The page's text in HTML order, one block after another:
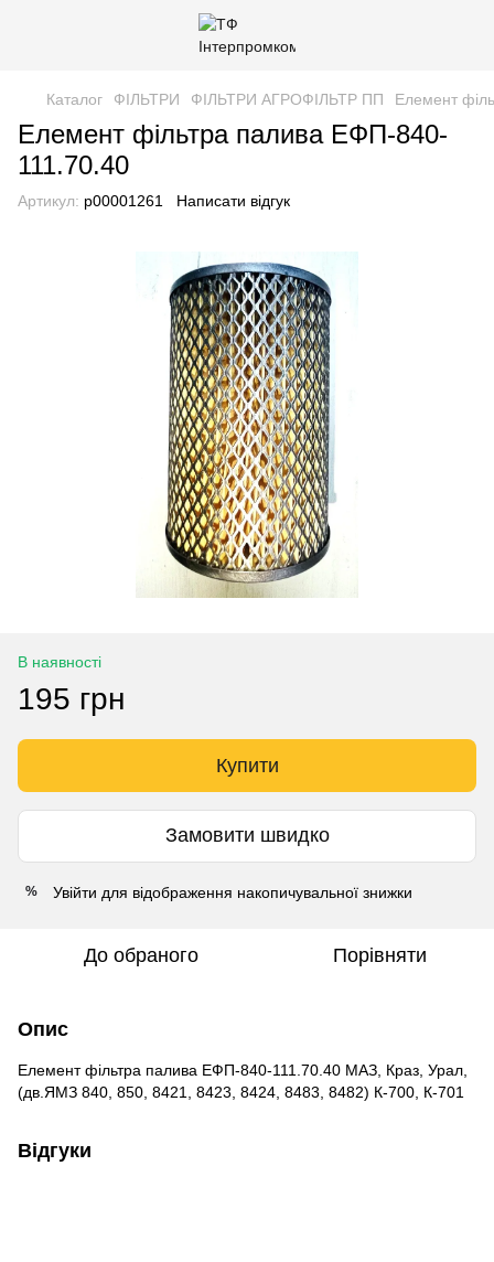
Каталог ФІЛЬТРИ ФІЛЬТРИ АГРОФІЛЬТР ПП Елемент
Елемент фільтра палива ЕФП-840-
111.70.40
Артикул: р00001261 Написати відгук
В наявності
195 грн
Купити
Замовити швидко
% Увійти для відображення накопичувальної знижки
До обраного Порівняти
Опис
Елемент фільтра палива ЕФП-840-111.70.40 МАЗ, Краз, Урал,
(дв.ЯМЗ 840, 850, 8421, 8423, 8424, 8483, 8482) К-700, К-701
Відгуки